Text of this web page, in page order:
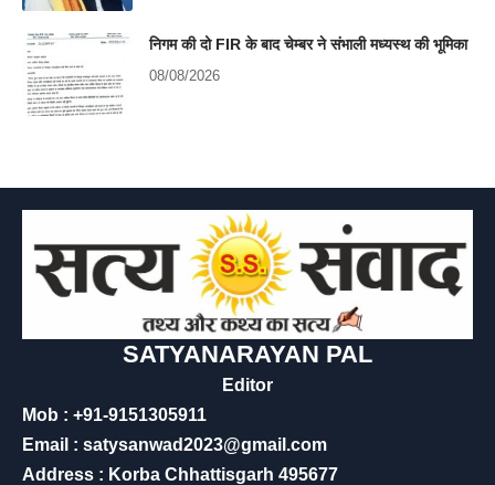
निगम की दो FIR के बाद चेम्बर ने संभाली मध्यस्थ की भूमिका
08/08/2026
SATYANARAYAN PAL
Editor
Mob : +91-9151305911
Email : satysanwad2023@gmail.com
Address : Korba Chhattisgarh 495677